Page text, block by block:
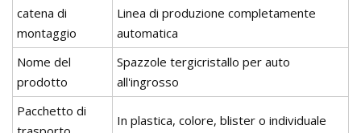
catena di
montaggio
Linea di produzione completamente
automatica
Nome del
prodotto
Spazzole tergicristallo per auto
all'ingrosso
Pacchetto di
In plastica, colore, blister o individuale